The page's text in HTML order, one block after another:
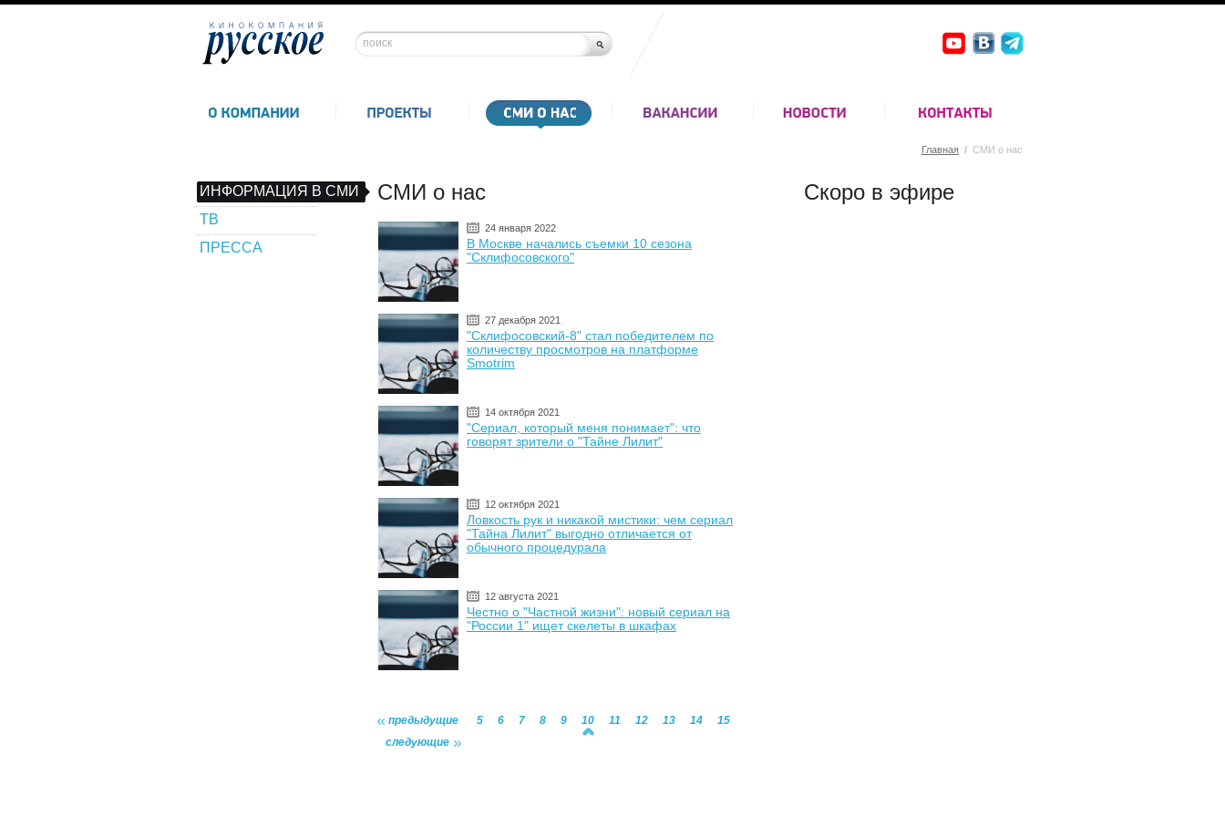
Главная / СМИ о нас
ИНФОРМАЦИЯ В СМИ
ТВ
ПРЕССА
СМИ о нас
24 января 2022
В Москве начались съемки 10 сезона
"Склифосовского"
27 декабря 2021
"Склифосовский-8" стал победителем по
количеству просмотров на платформе
Smotrim
14 октября 2021
"Сериал, который меня понимает": что
говорят зрители о "Тайне Лилит"
12 октября 2021
Ловкость рук и никакой мистики: чем сериал
"Тайна Лилит" выгодно отличается от
обычного процедурала
12 августа 2021
Честно о "Частной жизни": новый сериал на
"России 1" ищет скелеты в шкафах
предыдущие 5 6 7 8 9 10 11 12 13 14
15
следующие
Скоро в эфире